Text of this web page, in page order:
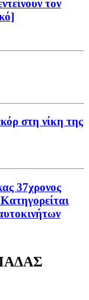
τον
στη νίκη της
37χρονος